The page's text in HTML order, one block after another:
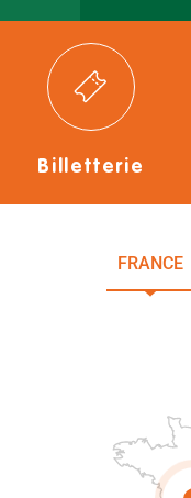
Billetterie
FRANCE